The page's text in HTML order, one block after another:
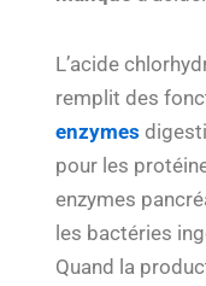
L’acide
remplit des
enzymes
pour les
enzymes
les bactéries
Quand la